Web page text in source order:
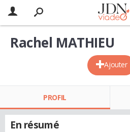
Ajouter
Rachel MATHIEU
PROFIL
En résumé